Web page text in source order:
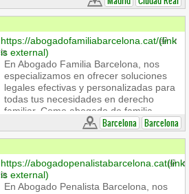
specializations. Additionally, client
attorney’s reputation, making them
stand out in a competitive field. Legal
US Directory provides attorneys with a
platform to connect with potential clients
while giving users a detailed view of
their services, creating a win-win
scenario for both parties.
https://abogadofamiliabarcelona.cat/(link
is external)
En Abogado Familia Barcelona, nos
especializamos en ofrecer soluciones
legales efectivas y personalizadas para
todas tus necesidades en derecho
familiar. Como abogado de familia
Barcelona, entendemos la importancia
de abordar cada caso con sensibilidad
asuntos que afectan profundamente a
las familias. Nuestro equipo de
abogados de familia Barcelona está
Barcelona Barcelona
https://abogadopenalistabarcelona.cat(link
is external)
En Abogado Penalista Barcelona, nos